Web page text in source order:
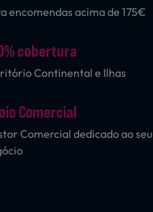
encomendas acima de 175€
cobertura
Continental e Ilhas
Comercial
Comercial dedicado ao seu